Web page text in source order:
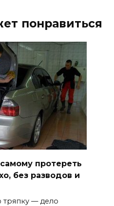
понравиться
протереть
без разводов и
тряпку — дело